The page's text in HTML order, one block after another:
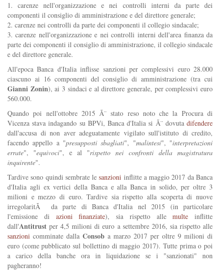
1. carenze nell'organizzazione e nei controlli interni da parte dei
componenti il consiglio di amministrazione e del direttore generale;
2. carenze nei controlli da parte dei componenti il collegio sindacale;
3. carenze nell'organizzazione e nei controlli interni dell'area finanza da
parte dei componenti il consiglio di amministrazione, il collegio sindacale
e del direttore generale.
All'epoca Banca d'Italia inflisse sanzioni per complessivi euro 28.000
ciascuno ai 16 componenti del consiglio di amministrazione (tra cui
Gianni Zonin), ai 3 sindaci e al direttore generale, per complessivi euro
560.000.
Quando poi nell'ottobre 2015 Ã¨ stato reso noto che la Procura di
Vicenza stava indagando su BPVi, Banca d'Italia si Ã¨ dovuta difendere
dall'accusa di non aver adeguatamente vigilato sull'istituto di credito,
facendo appello a "presupposti sbagliati", "malintesi", "interpretazioni
errate", "equivoci", e al "rispetto nei confronti della magistratura
inquirente".
Tardive sono quindi sembrate lesanzioni inflitte a maggio 2017 da Banca
d'Italia agli ex vertici della Banca e alla Banca in solido, per oltre 3
milioni e mezzo di euro. Tardive sia rispetto alla scoperta di nuove
irregolaritÃ da parte di Banca d'Italia nel 2015 (in particolare
l'emissione di azioni finanziate), sia rispetto allemulte inflitte
dall'Antitrust per 4,5 milioni di euro a settembre 2016, sia rispetto alle
sanzioni comminate dalla Consob a marzo 2017 per oltre 9 milioni di
euro (come pubblicato sul bollettino di maggio 2017). Tutte prima o poi
a carico della banche ora in liquidazione se i "sanzionati" non
pagheranno!